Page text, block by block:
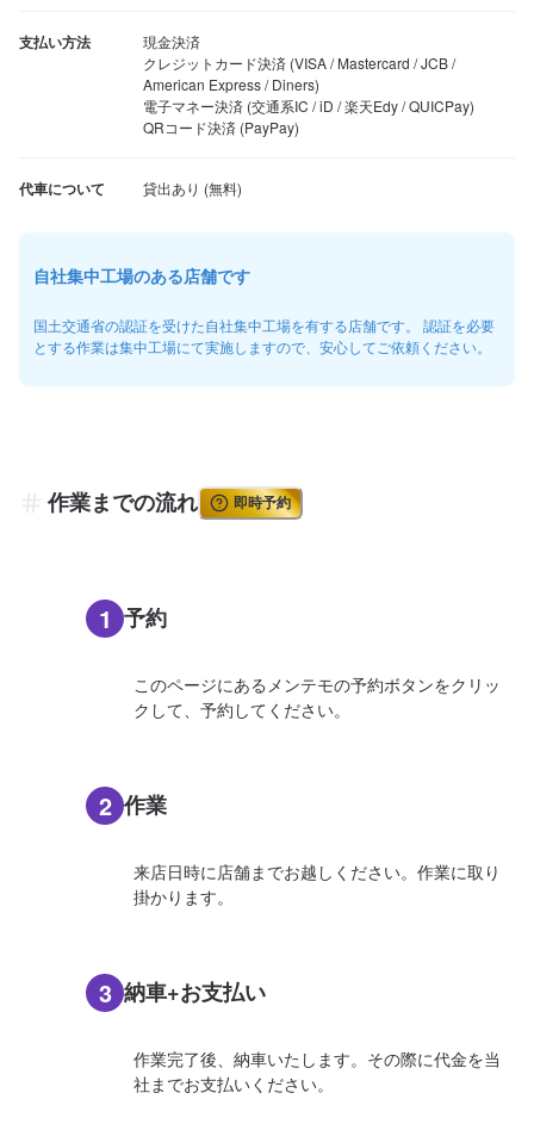
支払い方法
現金決済
クレジットカード決済 (VISA / Mastercard / JCB /
American Express / Diners)
電子マネー決済 (交通系IC / iD / 楽天Edy / QUICPay)
QRコード決済 (PayPay)
代車について
自社集中工場のある店舗です
国土交通省の認証を受けた自社集中工場を有する店舗です。 認証を必要
とする作業は集中工場にて実施しますので、安心してご依頼ください。
作業までの流れ 即時予約
1 予約
このページにあるメンテモの予約ボタンをクリッ
クして、予約してください。
2 作業
来店日時に店舗までお越しください。作業に取り
掛かります。
3 納車+お支払い
作業完了後、納車いたします。その際に代金を当
社までお支払いください。